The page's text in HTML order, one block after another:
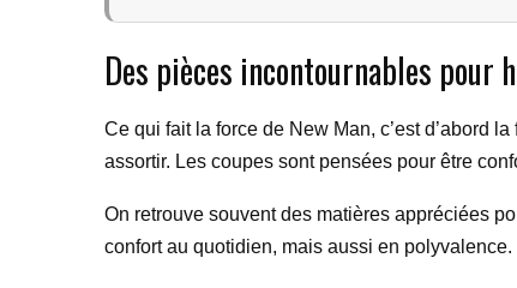
Des pièces incontournables pour
Ce qui fait la force de New Man, c’est d’abord
assortir. Les coupes sont pensées pour être
On retrouve souvent des matières appréciées
confort au quotidien, mais aussi en